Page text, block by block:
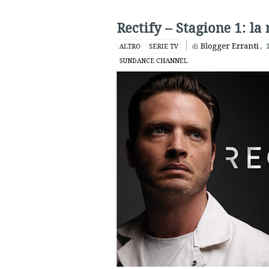
Daniel Holden
è stato incarcerato
omicidiodell’allora fidanzatina
discussione di alcune prove che
però, il mondo è cambiato, così come
fittizia Paulie, Georgia, è pronto a